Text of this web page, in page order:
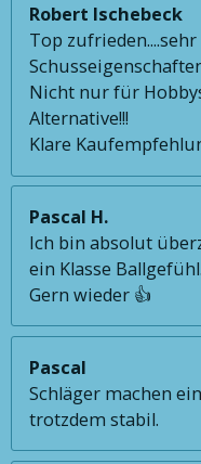
Robert Ischebeck
Top
Nicht nur für
Alternative!!!
Klare
Pascal H.
Ich bin absolut
ein Klasse Ballgefühl.
Gern wieder 👍
Pascal
Schläger machen
trotzdem stabil.